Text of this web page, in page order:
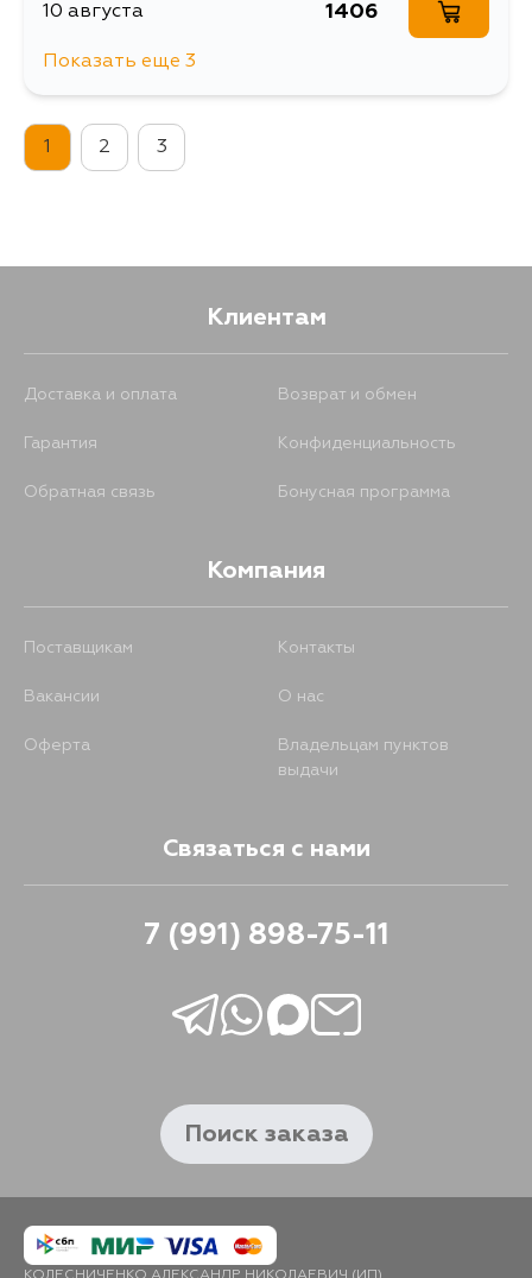
10 августа 1406
1 сентября
Показать еще 3
1 2 3
Клиентам
Доставка и оплата Возврат и обмен
Гарантия Конфиденциальность
Обратная связь Бонусная программа
Компания
Поставщикам Контакты
Вакансии О нас
Оферта
Владельцам пунктов
выдачи
Связаться с нами
7 (991) 898-75-11
Поиск заказа